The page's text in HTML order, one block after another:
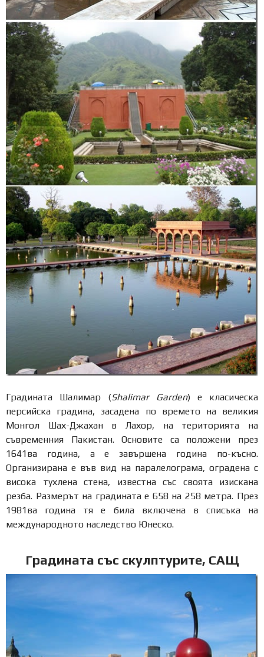
Градината Шалимар (Shalimar Garden) е класическа
персийска градина, засадена по времето на великия
Монгол Шах-Джахан в Лахор, на територията на
съвременния Пакистан. Основите са положени през
1641ва година, а е завършена година по-късно.
Организирана е във вид на паралелограма, оградена с
висока тухлена стена, известна със своята изискана
резба. Размерът на градината е 658 на 258 метра. През
1981ва година тя е била включена в списъка на
международното наследство Юнеско.
Градината със скулптурите, САЩ